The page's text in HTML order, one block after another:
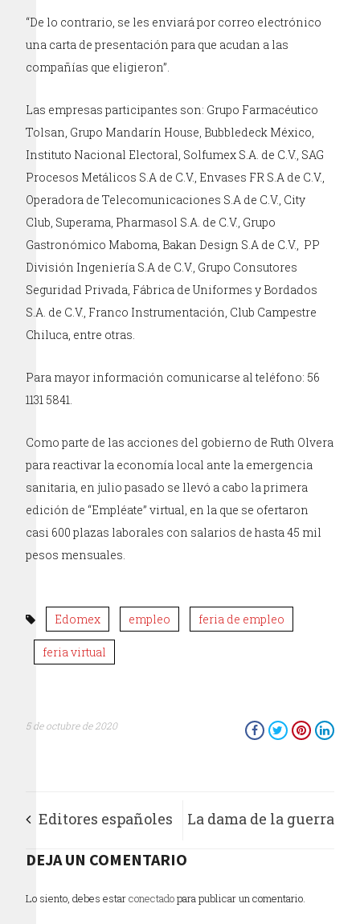
“De lo contrario, se les enviará por correo electrónico
una carta de presentación para que acudan a las
compañías que eligieron”.
Las empresas participantes son: Grupo Farmacéutico
Tolsan, Grupo Mandarín House, Bubbledeck México,
Instituto Nacional Electoral, Solfumex S.A. de C.V., SAG
Procesos Metálicos S.A de C.V., Envases FR S.A de C.V.,
Operadora de Telecomunicaciones S.A de C.V., City
Club, Superama, Pharmasol S.A. de C.V., Grupo
Gastronómico Maboma, Bakan Design S.A de C.V., PP
División Ingeniería S.A de C.V., Grupo Consutores
Seguridad Privada, Fábrica de Uniformes y Bordados
S.A. de C.V., Franco Instrumentación, Club Campestre
Chiluca, entre otras.
Para mayor información comunicarse al teléfono: 56
1131 5841.
Como parte de las acciones del gobierno de Ruth Olvera
para reactivar la economía local ante la emergencia
sanitaria, en julio pasado se llevó a cabo la primera
edición de “Empléate” virtual, en la que se ofertaron
casi 600 plazas laborales con salarios de hasta 45 mil
pesos mensuales.
Edomex empleo feria de empleo
feria virtual
5 de octubre de 2020
Editores españoles
reconocen a Isabel
Allende con el
La dama de la guerra
DEJA UN COMENTARIO
Lo siento, debes estarconectadopara publicar un comentario.